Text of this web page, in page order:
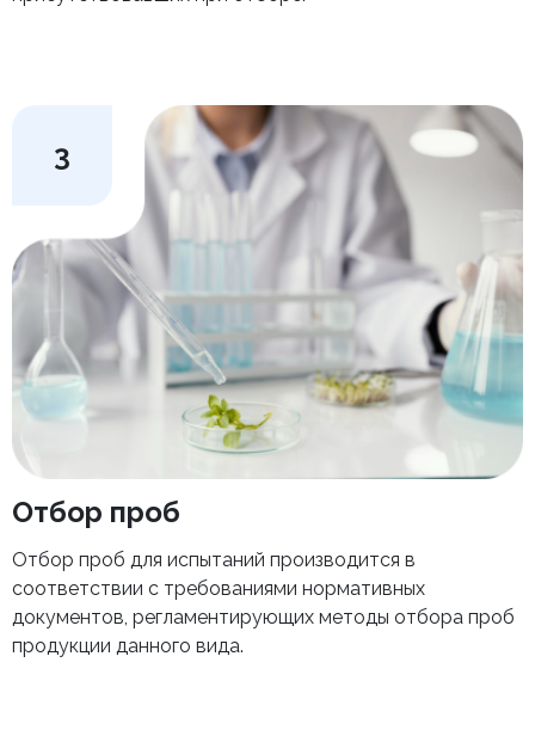
3
Отбор проб
Отбор проб для испытаний производится в
соответствии с требованиями нормативных
документов, регламентирующих методы отбора проб
продукции данного вида.